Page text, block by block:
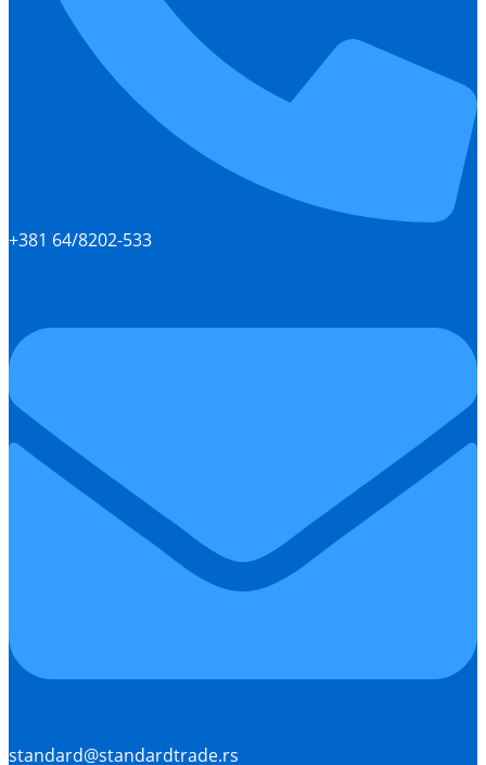
+381 64/8202-533
standard@standardtrade.rs